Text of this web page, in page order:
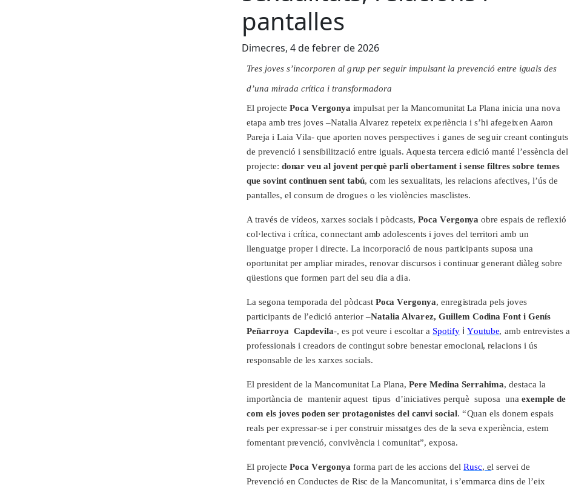
pantalles
Dimecres, 4 de febrer de 2026
Tres jovess’incorporen algrupper seguir impulsant la prevenció entre igualsdes
d’una mirada crítica itransformadora
Elprojecte Poca Vergonya impulsatper la MancomunitatLa Planainicia una nova
etapaambtresjoves –Natalia Alvarez repeteix experiència is’hiafegeixen Aaron
Pareja i Laia Vila- que aporten noves perspectives i ganes deseguir creant continguts
de prevenció i sensibilitzacióentreiguals. Aquestaterceraediciómantél’essènciadel
projecte: donarveual jovent perquèparli obertament isense filtres sobre temes
que sovint continuensent tabú, comlessexualitats, les relacions afectives, l’ús de
pantalles, el consum dedrogues o les violències masclistes.
A través de vídeos, xarxes socials ipòdcasts, Poca Vergonyaobre espaisde reflexió
col·lectiva i crítica, connectant ambadolescents ijovesdelterritori amb un
llenguatgeproper i directe. La incorporació de nous participants suposa una
oportunitat perampliarmirades,renovardiscursos i continuar generant diàlegsobre
qüestions que formenpart del seu dia a dia.
La segonatemporada del pòdcast PocaVergonya,enregistradapels joves
participants de l’edicióanterior –Natalia Alvarez, Guillem CodinaFont iGenís
Peñarroya Capdevila-, es pot veure iescoltar a Spotifyi Youtube, amb entrevistes a
professionals i creadorsde contingutsobre benestar emocional,relacions i ús
responsable de les xarxessocials.
Elpresident de la Mancomunitat La Plana, Pere MedinaSerrahima, destaca la
importància de mantenir aquest tipus d’iniciativesperquèsuposa una exemple de
com els jovespodenser protagonistesdel canvisocial.“Quan elsdonemespais
reals per expressar-se i per construir missatges des de lasevaexperiència, estem
fomentant prevenció, convivència i comunitat”,exposa.
Elprojecte Poca Vergonya forma part de lesaccionsdelRusc,elserveide
Prevenció en Conductes de Riscdela Mancomunitat, is’emmarcadins de l’eix